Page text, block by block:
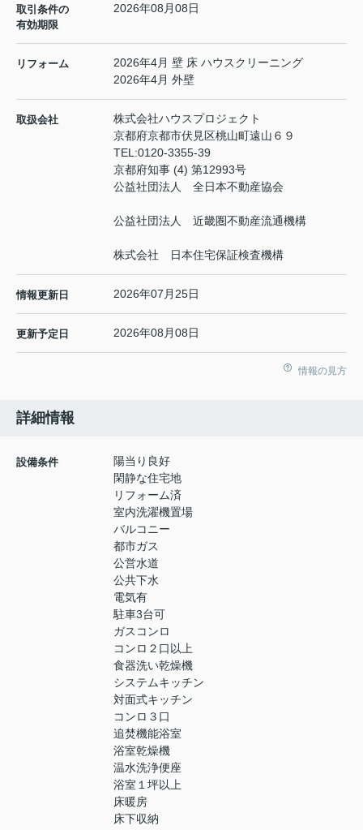
取引条件の
有効期限
2026年08月08日
リフォーム
2026年4月 壁 床 ハウスクリーニング
2026年4月 外壁
取扱会社
株式会社ハウスプロジェクト
京都府京都市伏見区桃山町遠山６９
TEL:0120-3355-39
京都府知事 (4) 第12993号
公益社団法人 全日本不動産協会
公益社団法人 近畿圏不動産流通機構
株式会社 日本住宅保証検査機構
情報更新日 2026年07月25日
更新予定日 2026年08月08日
情報の見方
詳細情報
設備条件
陽当り良好
閑静な住宅地
リフォーム済
室内洗濯機置場
バルコニー
都市ガス
公営水道
公共下水
電気有
駐車3台可
ガスコンロ
コンロ２口以上
食器洗い乾燥機
システムキッチン
対面式キッチン
コンロ３口
追焚機能浴室
浴室乾燥機
温水洗浄便座
浴室１坪以上
床暖房
床下収納